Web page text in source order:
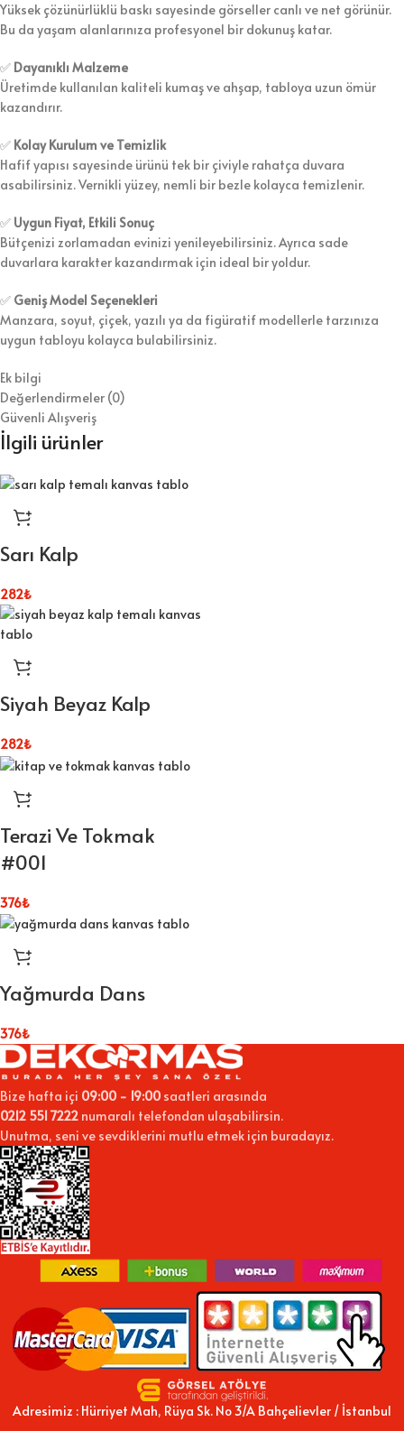
Yüksek çözünürlüklü baskı sayesinde görseller canlı ve net görünür.
Bu da yaşam alanlarınıza profesyonel bir dokunuş katar.
✅ Dayanıklı Malzeme
Üretimde kullanılan kaliteli kumaş ve ahşap, tabloya uzun ömür
kazandırır.
✅ Kolay Kurulum ve Temizlik
Hafif yapısı sayesinde ürünü tek bir çiviyle rahatça duvara
asabilirsiniz. Vernikli yüzey, nemli bir bezle kolayca temizlenir.
✅ Uygun Fiyat, Etkili Sonuç
Bütçenizi zorlamadan evinizi yenileyebilirsiniz. Ayrıca sade
duvarlara karakter kazandırmak için ideal bir yoldur.
✅ Geniş Model Seçenekleri
Manzara, soyut, çiçek, yazılı ya da figüratif modellerle tarzınıza
uygun tabloyu kolayca bulabilirsiniz.
Ek bilgi
Değerlendirmeler (0)
Güvenli Alışveriş
İlgili ürünler
Sarı Kalp
282₺
Siyah Beyaz Kalp
282₺
Terazi Ve Tokmak
#001
376₺
Yağmurda Dans
376₺
Bize hafta içi 09:00 - 19:00 saatleri arasında
0212 551 7222 numaralı telefondan ulaşabilirsin.
Unutma, seni ve sevdiklerini mutlu etmek için buradayız.
Adresimiz : Hürriyet Mah, Rüya Sk. No 3/A Bahçelievler / İstanbul